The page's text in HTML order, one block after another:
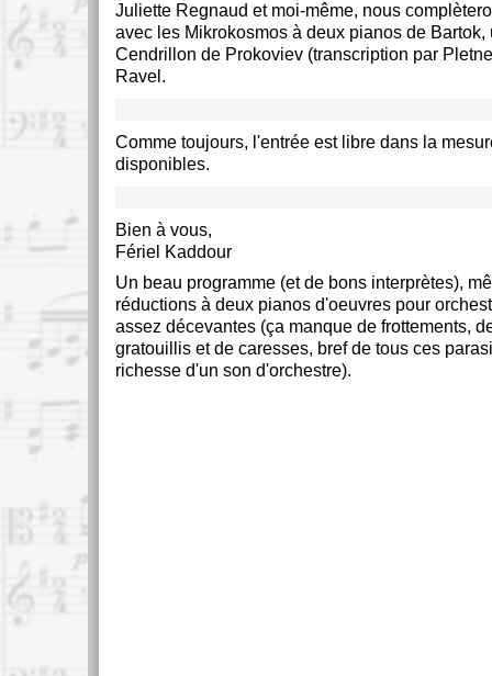
Juliette Regnaud et moi-même, nous
avec les Mikrokosmos à deux pianos de Bartok,
Cendrillon de Prokoviev (transcription par
Ravel.
Comme toujours, l'entrée est libre dans la
disponibles.
Bien à vous,
Fériel Kaddour
Un beau programme (et de bons interprètes),
réductions à deux pianos d'oeuvres pour
assez décevantes (ça manque de frottements,
gratouillis et de caresses, bref de tous ces
richesse d'un son d'orchestre).